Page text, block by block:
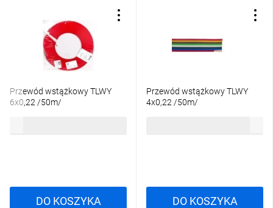
Przewód wstążkowy TLWY
6x0,22 /50m/
DO KOSZYKA
Przewód wstążkowy TLWY
4x0,22 /50m/
DO KOSZYKA